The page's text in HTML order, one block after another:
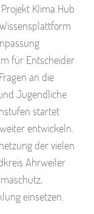
Klima Hub
für Entscheider
an die
Jugendliche
startet
entwickeln.
der vielen
Ahrweiler
einsetzen.